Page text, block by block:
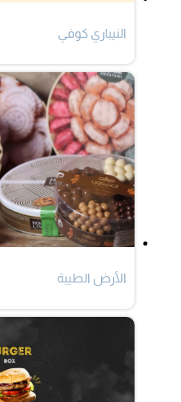
النيباري كوفي
الأرض الطيبة